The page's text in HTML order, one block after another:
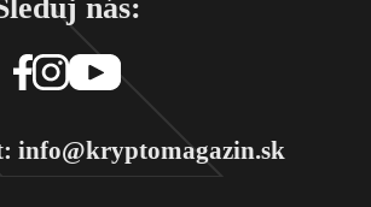
nás:
info@kryptomagazin.sk